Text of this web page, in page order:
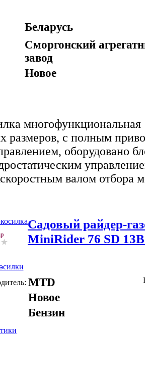
Беларусь
Сморгонский
завод
Новое
размеров, с полным
оборудовано
валом отбора
Садовый райдер-
MiniRider 76 SD
MTD
Новое
Бензин